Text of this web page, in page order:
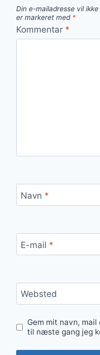
Din e-mailadresse vil
er markeret med *
Kommentar *
Navn *
E-mail *
Websted
Gem mit navn,
til næste gang jeg